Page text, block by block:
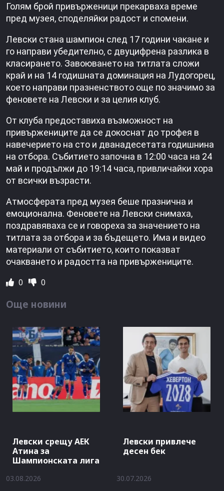
Голям брой привърженици прекарваха време
пред музея, споделяйки радост и спомени.
Левски стана шампион след 17 години чакане и
го направи убедително, с двуцифрена разлика в
класирането. Завоюването на титлата сложи
край и на 14 годишната доминация на Лудогорец,
което направи празненството още по значимо за
феновете на Левски и за целия клуб.
От клуба предоставиха възможност на
привържениците да се докоснат до трофея в
навечерието на сто и дванадесетата годишнина
на отбора. Събитието започна в 12:00 часа на 24
май и продължи до 19:14 часа, привличайки хора
от всички възрасти.
Атмосферата пред музея беше празнична и
емоционална. Феновете на Левски снимаха,
поздравяваха се и говореха за значението на
титлата за отбора и за бъдещето. Има и видео
материали от събитието, които показват
очакването и радостта на привържениците.
0 0
Още новини
Левски срещу АЕК
Атина за
Шампионската лига
03.08.2026
Левски привлече
десен бек
30.07.2026